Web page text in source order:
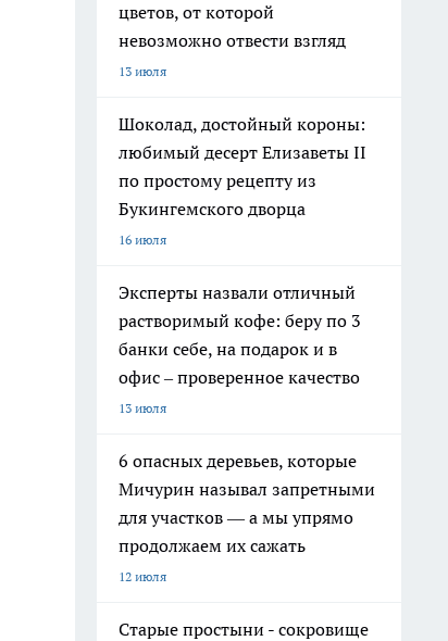
цветов, от которой
невозможно отвести взгляд
13 июля
Шоколад, достойный короны:
любимый десерт Елизаветы II
по простому рецепту из
Букингемского дворца
16 июля
Эксперты назвали отличный
растворимый кофе: беру по 3
банки себе, на подарок и в
офис – проверенное качество
13 июля
6 опасных деревьев, которые
Мичурин называл запретными
для участков — а мы упрямо
продолжаем их сажать
12 июля
Старые простыни - сокровище